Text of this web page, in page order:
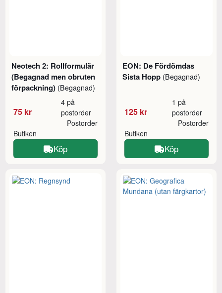
Neotech 2: Rollformulär
(Begagnad men obruten
förpackning) (Begagnad)
75 kr
4 på
postorder
Butiken
Postorder
Köp
EON: De Fördömdas
Sista Hopp (Begagnad)
125 kr
1 på
postorder
Butiken
Postorder
Köp